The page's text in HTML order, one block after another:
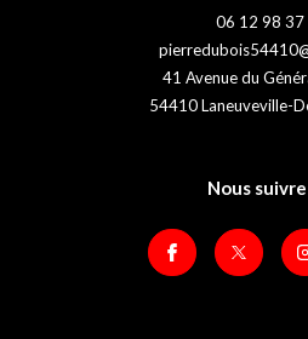
06 12 98 37
41 Avenue du
54410 Laneuveville-
Nous